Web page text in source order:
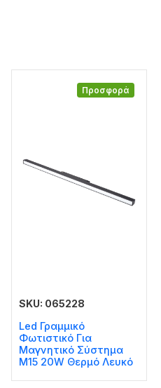
Προσφορά
SKU: 065228
Led Γραμμικό
Φωτιστικό Για
Μαγνητικό Σύστημα
Μ15 20W Θερμό Λευκό